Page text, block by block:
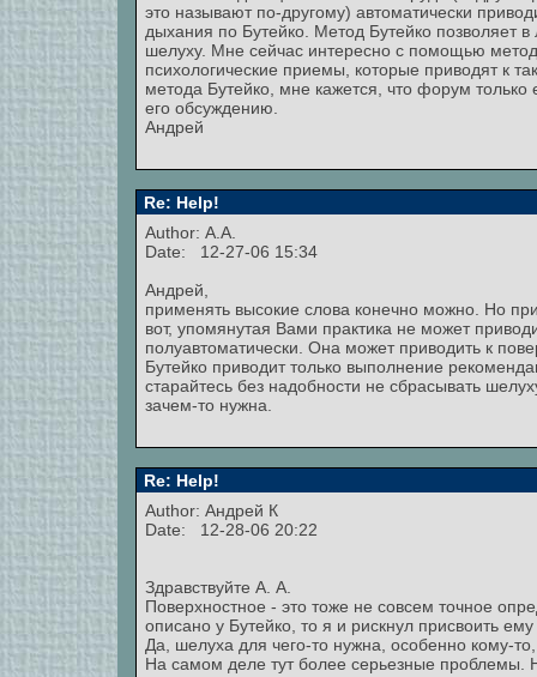
это называют по-другому) автоматически
дыхания по Бутейко. Метод Бутейко позволяет
шелуху. Мне сейчас интересно с помощью
психологические приемы, которые приводят к
метода Бутейко, мне кажется, что форум
его обсуждению.
Андрей
Re: Help!
Author: А.А.
Date: 12-27-06 15:34
Андрей,
применять высокие слова конечно можно. Но
вот, упомянутая Вами практика не может
полуавтоматически. Она может приводить к
Бутейко приводит только выполнение
старайтесь без надобности не сбрасывать
зачем-то нужна.
Re: Help!
Author: Андрей К
Date: 12-28-06 20:22
Здравствуйте А. А.
Поверхностное - это тоже не совсем точное
описано у Бутейко, то я и рискнул присвоить
Да, шелуха для чего-то нужна, особенно кому-
На самом деле тут более серьезные проблемы.